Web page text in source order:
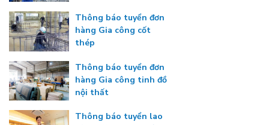
Thông báo tuyển đơn
hàng Gia công cốt
thép
Thông báo tuyển đơn
hàng Gia công tinh đồ
nội thất
Thông báo tuyển lao